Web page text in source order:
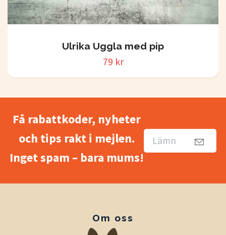
Ulrika Uggla med pip
79 kr
Få rabattkoder, nyheter
och tips rakt i mejlen.
Inget spam – bara mums!
Om oss